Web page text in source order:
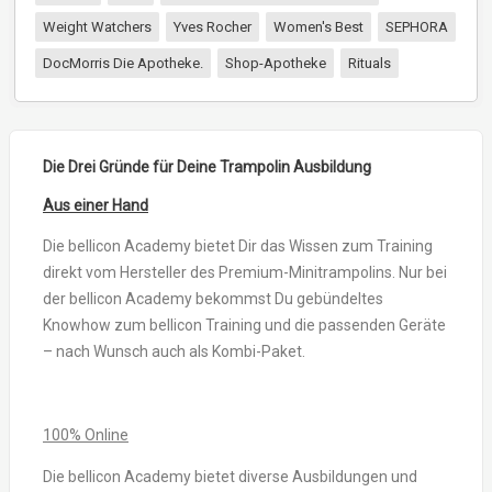
Weight Watchers Yves Rocher Women's Best SEPHORA
DocMorris Die Apotheke. Shop-Apotheke Rituals
Die Drei Gründe für Deine Trampolin Ausbildung
Aus einer Hand
Die bellicon Academy bietet Dir das Wissen zum Training
direkt vom Hersteller des Premium-Minitrampolins. Nur bei
der bellicon Academy bekommst Du gebündeltes
Knowhow zum bellicon Training und die passenden Geräte
– nach Wunsch auch als Kombi-Paket.
100% Online
Die bellicon Academy bietet diverse Ausbildungen und